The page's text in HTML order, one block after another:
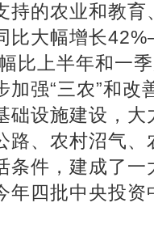
持的农业和教
比大幅增长
比上半年和一
加强“三农”和改
础设施建设，
路、农村沼气
条件，建成了
年四批中央投